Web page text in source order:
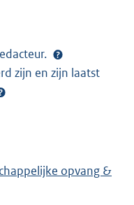
zijn en zijn laatst
opvang &